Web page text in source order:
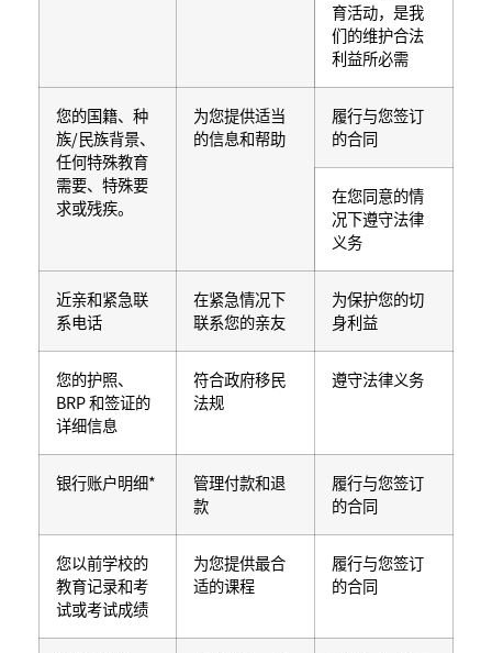
育活动，是我
们的维护合法
利益所必需
您的国籍、种
族/民族背景、
任何特殊教育
需要、特殊要
求或残疾。
为您提供适当
的信息和帮助
履行与您签订
的合同
在您同意的情
况下遵守法律
义务
近亲和紧急联
系电话
在紧急情况下
联系您的亲友
为保护您的切
身利益
您的护照、
BRP 和签证的
详细信息
符合政府移民
法规
遵守法律义务
银行账户明细*
管理付款和退
款
履行与您签订
的合同
您以前学校的
教育记录和考
试或考试成绩
为您提供最合
适的课程
履行与您签订
的合同